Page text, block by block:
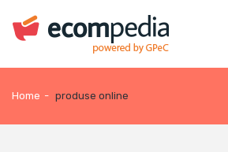
Home - produse online